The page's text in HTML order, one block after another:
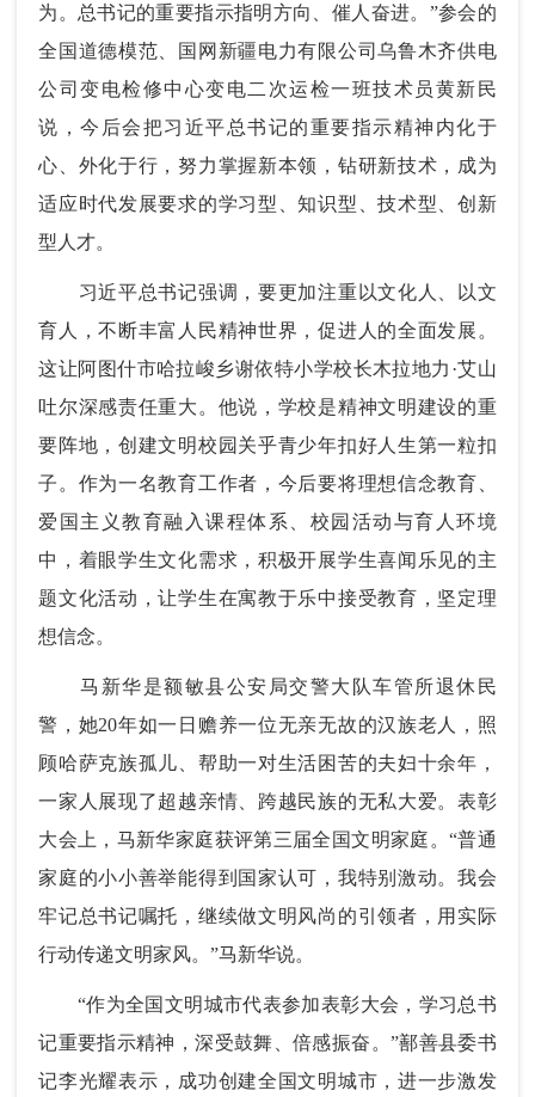
为。总书记的重要指示指明方向、催人奋进。”参会的
全国道德模范、国网新疆电力有限公司乌鲁木齐供电
公司变电检修中心变电二次运检一班技术员黄新民
说，今后会把习近平总书记的重要指示精神内化于
心、外化于行，努力掌握新本领，钻研新技术，成为
适应时代发展要求的学习型、知识型、技术型、创新
型人才。
习近平总书记强调，要更加注重以文化人、以文
育人，不断丰富人民精神世界，促进人的全面发展。
这让阿图什市哈拉峻乡谢依特小学校长木拉地力·艾山
吐尔深感责任重大。他说，学校是精神文明建设的重
要阵地，创建文明校园关乎青少年扣好人生第一粒扣
子。作为一名教育工作者，今后要将理想信念教育、
爱国主义教育融入课程体系、校园活动与育人环境
中，着眼学生文化需求，积极开展学生喜闻乐见的主
题文化活动，让学生在寓教于乐中接受教育，坚定理
想信念。
马新华是额敏县公安局交警大队车管所退休民
警，她20年如一日赡养一位无亲无故的汉族老人，照
顾哈萨克族孤儿、帮助一对生活困苦的夫妇十余年，
一家人展现了超越亲情、跨越民族的无私大爱。表彰
大会上，马新华家庭获评第三届全国文明家庭。“普通
家庭的小小善举能得到国家认可，我特别激动。我会
牢记总书记嘱托，继续做文明风尚的引领者，用实际
行动传递文明家风。”马新华说。
“作为全国文明城市代表参加表彰大会，学习总书
记重要指示精神，深受鼓舞、倍感振奋。”鄯善县委书
记李光耀表示，成功创建全国文明城市，进一步激发